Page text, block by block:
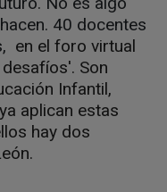
40 docentes
en el foro virtual
Son
Infantil,
aplican estas
hay dos